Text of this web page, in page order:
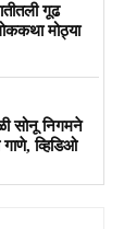
गूढ
मोठ्या
सोनू निगमने
व्हिडिओ